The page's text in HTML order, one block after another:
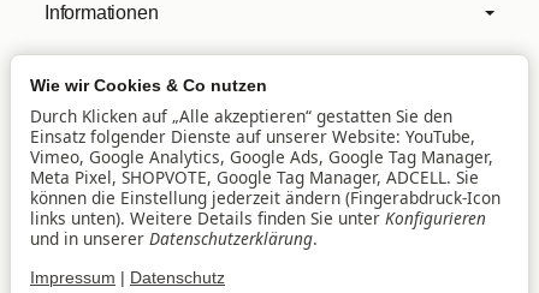
Informationen
Mehr über
Filialen
Lieferservice
Wie wir Cookies & Co nutzen
Durch Klicken auf „Alle akzeptieren“ gestatten Sie den
Einsatz folgender Dienste auf unserer Website: YouTube,
Vimeo, Google Analytics, Google Ads, Google Tag Manager,
Meta Pixel, SHOPVOTE, Google Tag Manager, ADCELL. Sie
können die Einstellung jederzeit ändern (Fingerabdruck-Icon
links unten). Weitere Details finden Sie unter Konfigurieren
und in unserer Datenschutzerklärung.
Impressum Datenschutz